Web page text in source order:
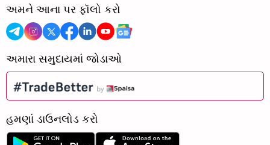
અમને આના પર ફૉલો કરો
અમારા સમુદાયમાં જોડાઓ
હમણાં ડાઉનલોડ કરો